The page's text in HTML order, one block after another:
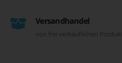
Versandhandel
von frei verkäuflichen